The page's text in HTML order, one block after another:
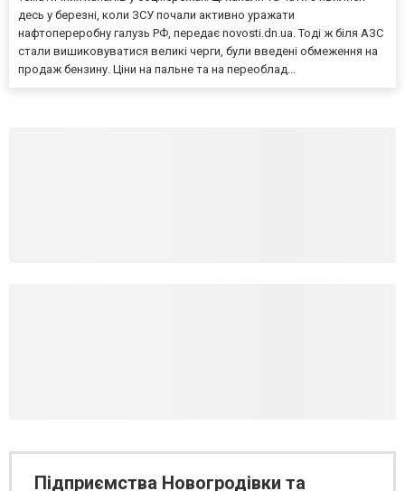
десь у березні, коли ЗСУ почали активно уражати
нафтопереробну галузь РФ, передає novosti.dn.ua. Тоді ж біля АЗС
стали вишиковуватися великі черги, були введені обмеження на
продаж бензину. Ціни на пальне та на переоблад...
Підприємства Новогродівки та